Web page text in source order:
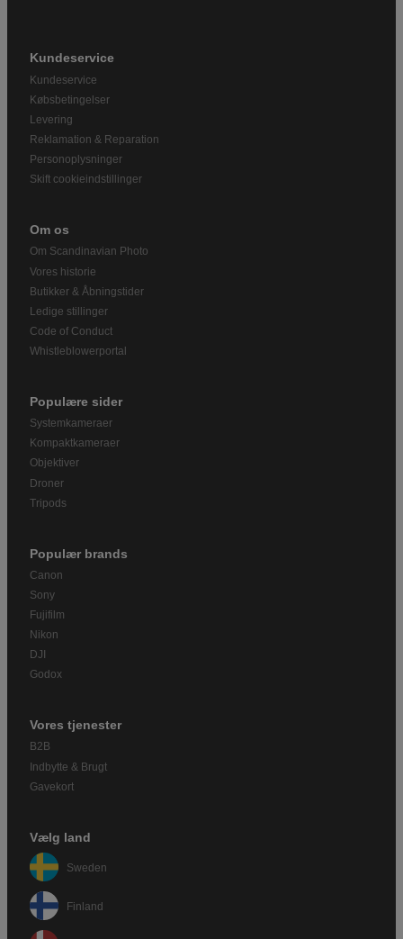
Kundeservice
Kundeservice
Købsbetingelser
Levering
Reklamation & Reparation
Personoplysninger
Skift cookieindstillinger
Om os
Om Scandinavian Photo
Vores historie
Butikker & Åbningstider
Ledige stillinger
Code of Conduct
Whistleblowerportal
Populære sider
Systemkameraer
Kompaktkameraer
Objektiver
Droner
Tripods
Populær brands
Canon
Sony
Fujifilm
Nikon
DJI
Godox
Vores tjenester
B2B
Indbytte & Brugt
Gavekort
Vælg land
Sweden
Finland